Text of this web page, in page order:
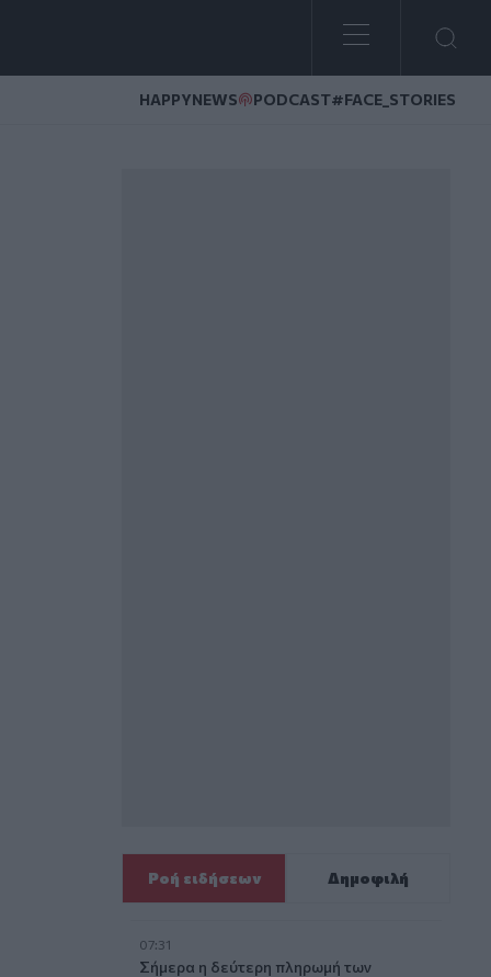
HAPPYNEWS PODCAST#FACE_STORIES
Ροή ειδήσεων Δημοφιλή
07:31
Σήμερα η δεύτερη πληρωμή των